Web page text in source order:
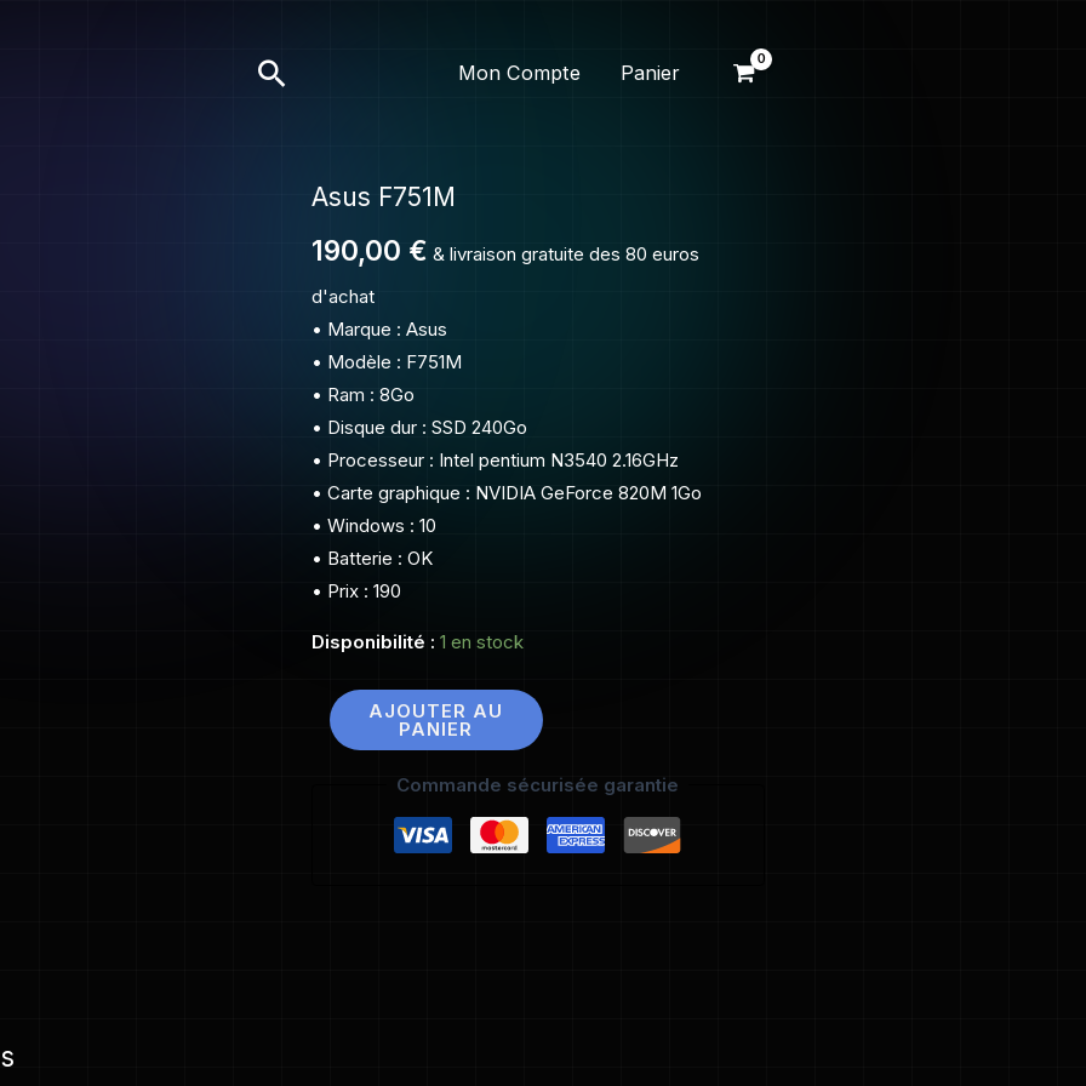
Rechercher Mon Compte Panier
Asus F751M
190,00 € & livraison gratuite des 80 euros
d'achat
• Marque : Asus
• Modèle : F751M
• Ram : 8Go
• Disque dur : SSD 240Go
• Processeur : Intel pentium N3540 2.16GHz
• Carte graphique : NVIDIA GeForce 820M 1Go
• Windows : 10
• Batterie : OK
• Prix : 190
Disponibilité : 1 en stock
quantité
Asus
F751M
AJOUTER AU
PANIER
Commande sécurisée garantie